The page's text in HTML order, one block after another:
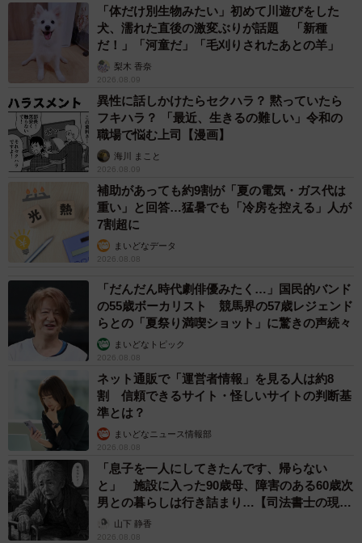
もに対する悩みを多くの親が抱えていることが明らかにな
りました。そこで、「学習先の先生以外に子どもが直接、
受験について気軽に相談できる相手が必要だと思います
てもそう思う29.1%・ある程度はそう思う54.8%）と回答。
さらに、「相談相手に聞いてほしいと思う子どもからの悩
み」を複数回答で答えてもらったところ、「親に言えない
本音」（44.0%）が最多となったほか、「受験に対する不
安」（43.7%）、「モチベーションに関する悩み」
（33.5%）などが挙げられ、子どもが親にはなかなか伝え
にくいことを胸に秘めていると感じている親が多いことが
うかがえる結果となりました。
◇ ◇
【出典】
▽Experienshare（エクスペリエンシェア）
https://hello.experienshare.com/ja/
「体だけ別生物みたい」初めて川遊びをした
犬、濡れた直後の激変ぶりが話題 「新種
だ！」「河童だ」「毛刈りされたあとの羊」
梨木 香奈
2026.08.09
異性に話しかけたらセクハラ？ 黙っていたら
フキハラ？ 「最近、生きるの難しい」令和の
職場で悩む上司【漫画】
海川 まこと
2026.08.09
補助があっても約9割が「夏の電気・ガス代は
重い」と回答…猛暑でも「冷房を控える」人が
7割超に
まいどなデータ
2026.08.08
「だんだん時代劇俳優みたく…」国民的バンド
の55歳ボーカリスト 競馬界の57歳レジェンド
らとの「夏祭り満喫ショット」に驚きの声続々
まいどなトピック
2026.08.08
ネット通販で「運営者情報」を見る人は約8
割 信頼できるサイト・怪しいサイトの判断基
準とは？
まいどなニュース情報部
2026.08.08
「息子を一人にしてきたんです、帰らない
と」 施設に入った90歳母、障害のある60歳次
男との暮らしは行き詰まり…【司法書士の現場
から】山下 静香
2026.08.08